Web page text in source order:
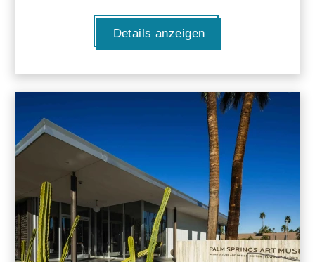
Details anzeigen